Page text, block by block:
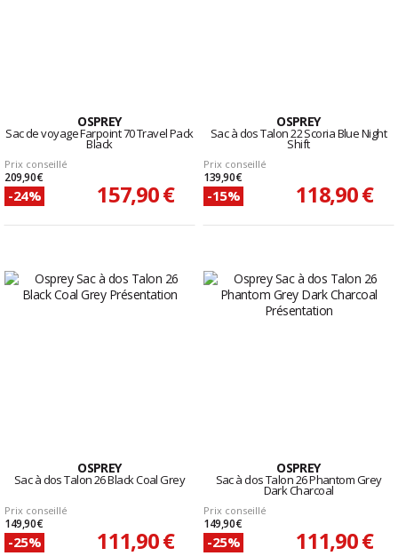
OSPREY
Sac de voyage Farpoint 70 Travel Pack
Black
Prix conseillé
209,90 €
-24% 157,90 €
OSPREY
Sac à dos Talon 22 Scoria Blue Night
Shift
Prix conseillé
139,90 €
-15% 118,90 €
OSPREY
Sac à dos Talon 26 Black Coal Grey
Prix conseillé
149,90 €
-25% 111,90 €
OSPREY
Sac à dos Talon 26 Phantom Grey
Dark Charcoal
Prix conseillé
149,90 €
-25% 111,90 €